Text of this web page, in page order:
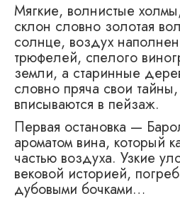
Мягкие, волнистые
склон словно золотая
солнце, воздух
трюфелей, спелого
земли, а старинные
словно пряча свои
вписываются в пейзаж.
Первая остановка —
ароматом вина, который
частью воздуха. Узкие
вековой историей,
дубовыми бочками…